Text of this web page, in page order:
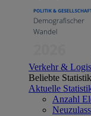
Verkehr &
Beliebte
Aktuelle
Anzahl